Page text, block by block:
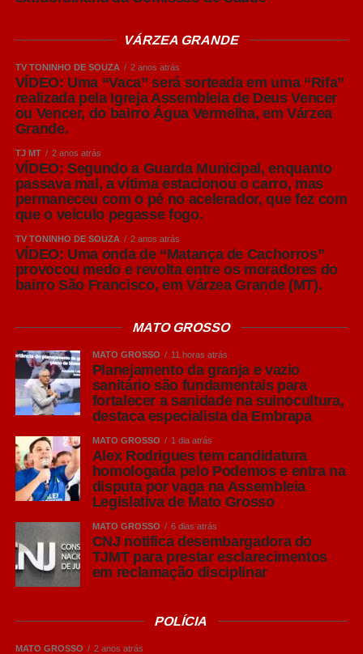
durante cada fase produtiva, respeitando o sistema “todos
vazio sanitário entre os lotes, permitindo a limpeza,
desinfecção e quebra do ciclo de transmissão de agentes
causadores de doenças.
“Nem sempre é possível construir novas instalações
imediatamente. Mas, mesmo em estruturas existentes, o
produtor pode organizar os animais em lotes, manter
grupos da mesma idade nas mesmas salas e realizar o
contribuem muito para preservar a sanidade do rebanho”,
concluiu o especialista.
muitas perguntas sobre o "Abono" do
Mato Grosso. Acompanhe a resposta
da secretária de Assistência Social.
Para o presidente da Acrismat, Frederico Tannure Filho,
compromisso da entidade com a difusão de
conhecimento técnico que contribua para o fortalecimento
da suinocultura mato-grossense.
“A sanidade é um dos maiores patrimônios da
suinocultura brasileira e precisa ser preservada
diariamente dentro das granjas. Trazer esse debate para
o Simpósio permite que nossos produtores tenham
vezes, melhorias no manejo, no planejamento da
produção em lotes e no cumprimento do vazio sanitário
VÁRZEA GRANDE
TV TONINHO DE SOUZA 2 anos atrás
VÍDEO: Uma “Vaca” será sorteada em uma “Rifa”
realizada pela Igreja Assembleia de Deus Vencer
ou Vencer, do bairro Água Vermelha, em Várzea
Grande.
TJ MT 2 anos atrás
VÍDEO: Segundo a Guarda Municipal, enquanto
passava mal, a vítima estacionou o carro, mas
permaneceu com o pé no acelerador, que fez com
que o veículo pegasse fogo.
TV TONINHO DE SOUZA 2 anos atrás
VÍDEO: Uma onda de “Matança de Cachorros”
provocou medo e revolta entre os moradores do
bairro São Francisco, em Várzea Grande (MT).
MATO GROSSO
MATO GROSSO 11 horas atrás
Planejamento da granja e vazio
sanitário são fundamentais para
fortalecer a sanidade na suinocultura,
destaca especialista da Embrapa
MATO GROSSO 1 dia atrás
Alex Rodrigues tem candidatura
homologada pelo Podemos e entra na
disputa por vaga na Assembleia
Legislativa de Mato Grosso
MATO GROSSO 6 dias atrás
CNJ notifica desembargadora do
TJMT para prestar esclarecimentos
em reclamação disciplinar
POLÍCIA
MATO GROSSO 2 anos atrás